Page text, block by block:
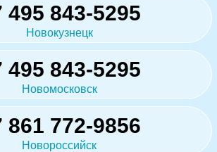
495 843-5295
Новокузнецк
495 843-5295
Новомосковск
861 772-9856
Новороссийск